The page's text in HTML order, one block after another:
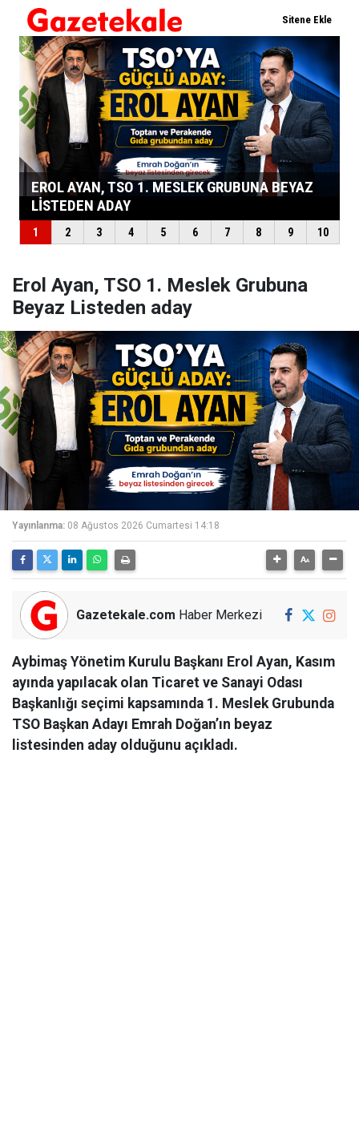
Erol Ayan, TSO 1. Meslek Grubuna
Beyaz Listeden aday
Yayınlanma: 08 Ağustos 2026 Cumartesi 14:18
Gazetekale.com Haber Merkezi
Aybimaş Yönetim Kurulu Başkanı Erol Ayan, Kasım
ayında yapılacak olan Ticaret ve Sanayi Odası
Başkanlığı seçimi kapsamında 1. Meslek Grubunda
TSO Başkan Adayı Emrah Doğan’ın beyaz
listesinden aday olduğunu açıkladı.